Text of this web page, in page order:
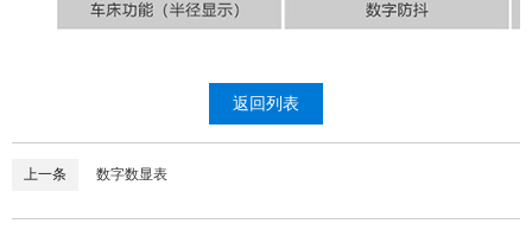
返回列表
上一条 数字数显表